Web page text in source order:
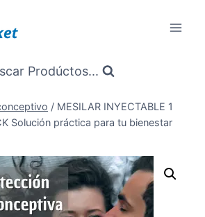
Prodúctos...
/ MESILAR INYECTABLE 1
Solución práctica para tu bienestar